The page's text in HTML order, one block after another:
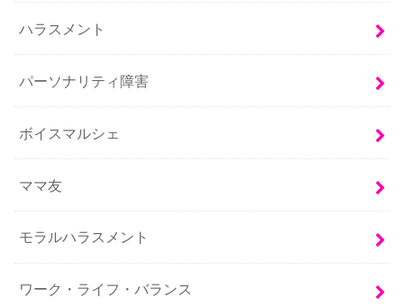
ハラスメント
パーソナリティ障害
ボイスマルシェ
ママ友
モラルハラスメント
ワーク・ライフ・バランス